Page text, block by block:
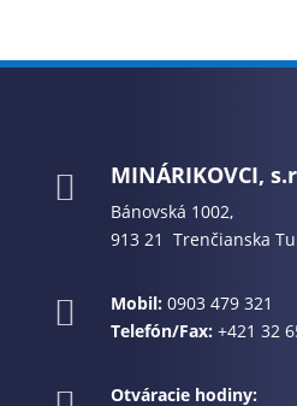
 MINÁRIKOVCI,
Bánovská 1002,
913 21 Trenčianska
 Mobil: 0903 479 321
Telefón/Fax:+421 32
Otváracie hodiny: